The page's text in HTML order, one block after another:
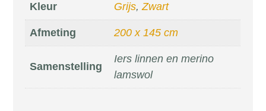
Kleur Grijs,Zwart
Afmeting 200 x 145 cm
Samenstelling
Iers linnen en merino
lamswol